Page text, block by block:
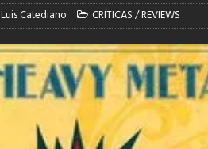
Luis Catediano CRÍTICAS / REVIEWS